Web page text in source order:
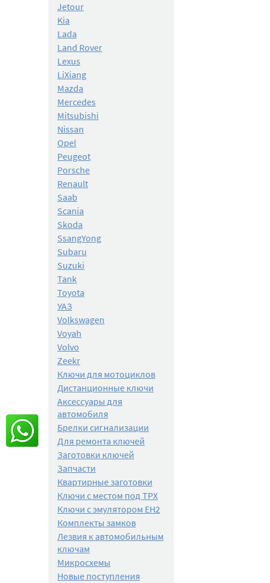
Jetour
Kia
Lada
Land Rover
Lexus
LiXiang
Mazda
Mercedes
Mitsubishi
Nissan
Opel
Peugeot
Porsche
Renault
Saab
Scania
Skoda
SsangYong
Subaru
Suzuki
Tank
Toyota
УАЗ
Volkswagen
Voyah
Volvo
Zeekr
Ключи для мотоциклов
Дистанционные ключи
Аксессуары для
автомобиля
Брелки сигнализации
Для ремонта ключей
Заготовки ключей
Запчасти
Квартирные заготовки
Ключи с местом под TPX
Ключи с эмулятором EH2
Комплекты замков
Лезвия к автомобильным
ключам
Микросхемы
Новые поступления